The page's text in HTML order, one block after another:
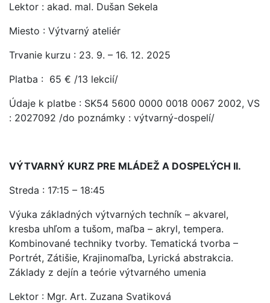
Lektor : akad. mal. Dušan Sekela
Miesto : Výtvarný ateliér
Trvanie kurzu : 23. 9. – 16. 12. 2025
Platba : 65 € /13 lekcií/
Údaje k platbe : SK54 5600 0000 0018 0067 2002, VS
: 2027092 /do poznámky : výtvarný-dospelí/
VÝTVARNÝ KURZ PRE MLÁDEŽ A DOSPELÝCH II.
Streda : 17:15 – 18:45
Výuka základných výtvarných techník – akvarel,
kresba uhľom a tušom, maľba – akryl, tempera.
Kombinované techniky tvorby. Tematická tvorba –
Portrét, Zátišie, Krajinomaľba, Lyrická abstrakcia.
Základy z dejín a teórie výtvarného umenia
Lektor : Mgr. Art. Zuzana Svatiková